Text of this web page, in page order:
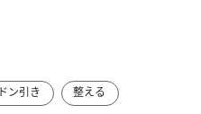
ドン引き
整える